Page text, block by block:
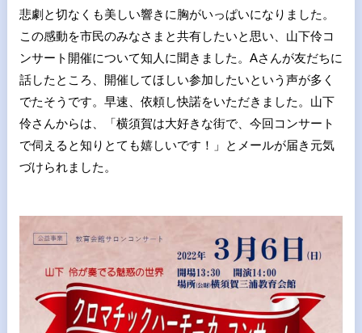
悲劇と切なくも美しい響きに胸がいっぱいになりました。
この感動を市民のみなさまと共有したいと思い、山下伶コ
ンサート開催について知人に聞きました。Aさんが友だちに
話したところ、開催してほしい参加したいという声が多く
でたそうです。早速、依頼し快諾をいただきました。山下
伶さんからは、「横須賀は大好きな街で、今回コンサート
で伺えると知りとても嬉しいです！」とメールが届き元気
づけられました。